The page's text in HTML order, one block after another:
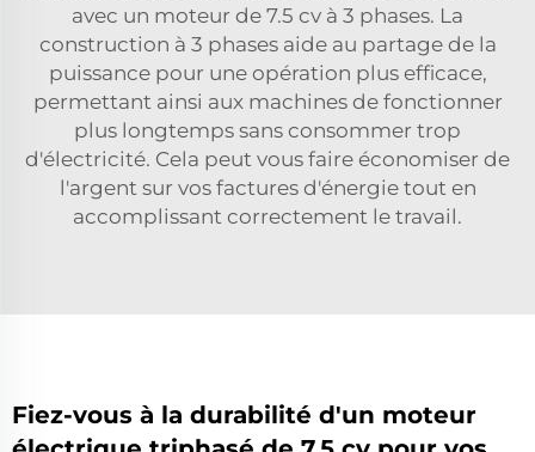
avec un moteur de 7.5 cv à 3 phases. La
construction à 3 phases aide au partage de la
puissance pour une opération plus efficace,
permettant ainsi aux machines de fonctionner
plus longtemps sans consommer trop
d'électricité. Cela peut vous faire économiser de
l'argent sur vos factures d'énergie tout en
accomplissant correctement le travail.
Fiez-vous à la durabilité d'un moteur